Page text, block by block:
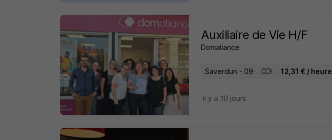
Auxiliaire de Vie H/F
Domaliance
Saverdun - 09 CDI 12,31 € / heure
il y a 10 jours